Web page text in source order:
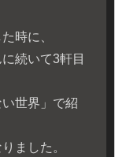
時に、
続いて3軒目
世界」で紹
ました。